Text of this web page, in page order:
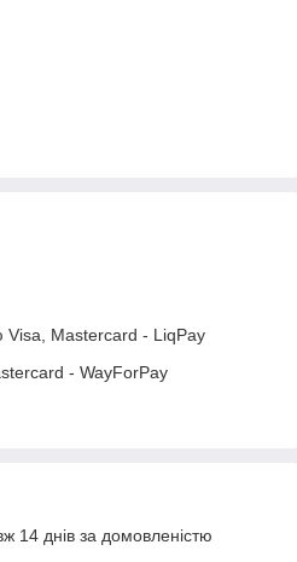
Visa, Mastercard - LiqPay
- WayForPay
14 днів за домовленістю